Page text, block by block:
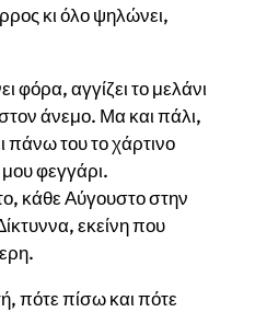
κι όλο ψηλώνει,
φόρα, αγγίζει το μελάνι
άνεμο. Μα και πάλι,
πάνω του το χάρτινο
φεγγάρι.
κάθε Αύγουστο στην
εκείνη που
πότε πίσω και πότε